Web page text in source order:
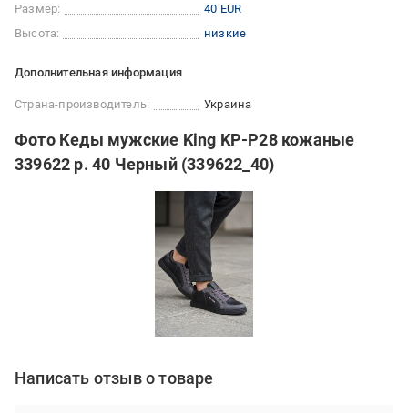
Размер:
40 EUR
Высота:
низкие
Дополнительная информация
Страна-производитель: Украина
Фото Кеды мужские King KP-P28 кожаные
339622 р. 40 Черный (339622_40)
Написать отзыв о товаре